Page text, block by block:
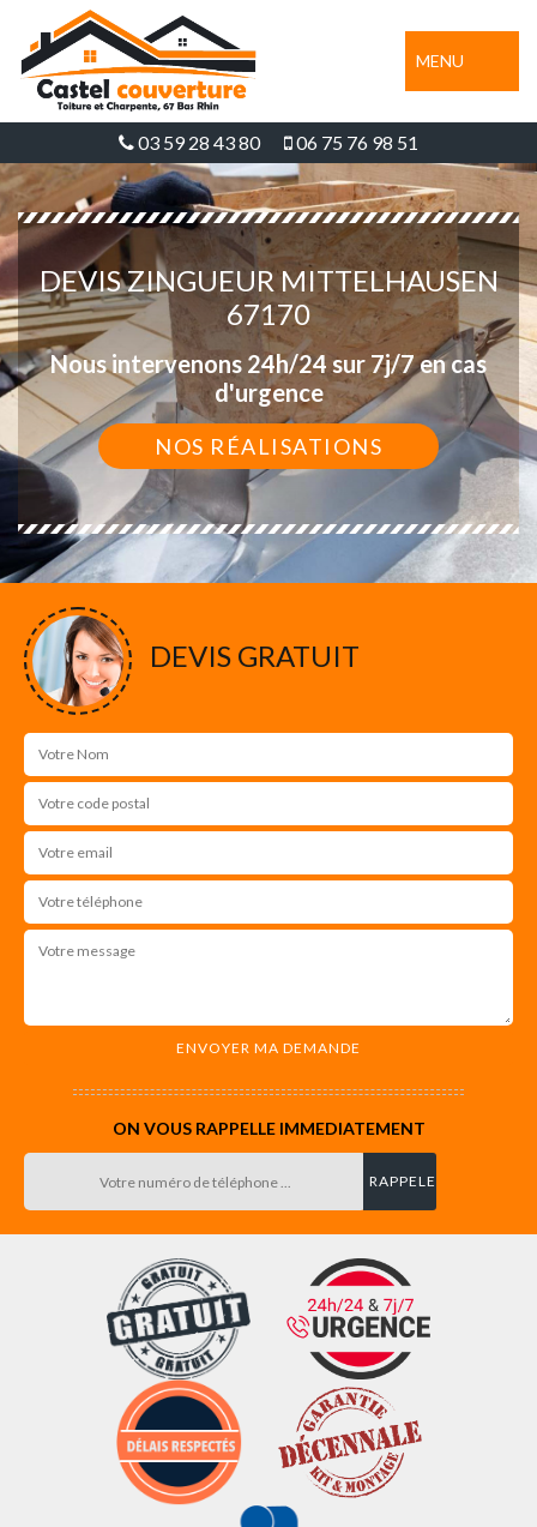
MENU
03 59 28 43 80 06 75 76 98 51
DEVIS ZINGUEUR MITTELHAUSEN
67170
Nous intervenons 24h/24 sur 7j/7 en cas
d'urgence
NOS RÉALISATIONS
DEVIS GRATUIT
ON VOUS RAPPELLE IMMEDIATEMENT